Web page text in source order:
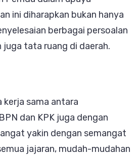
ini diharapkan bukan hanya
berbagai persoalan
juga tata ruang di daerah.
kerja sama antara
dan KPK juga dengan
yakin dengan semangat
jajaran, mudah-mudahan